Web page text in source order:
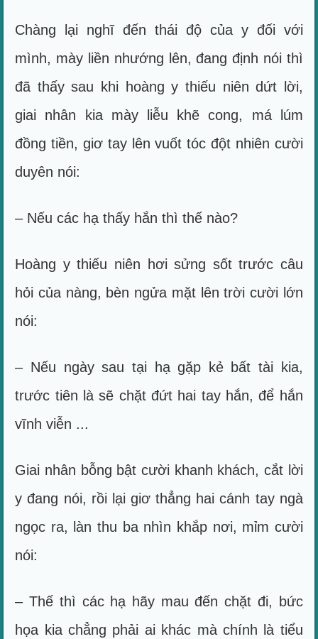
Chàng lại nghĩ đến thái độ của y đối với
mình, mày liền nhướng lên, đang định nói thì
đã thấy sau khi hoàng y thiếu niên dứt lời,
giai nhân kia mày liễu khẽ cong, má lúm
đồng tiền, giơ tay lên vuốt tóc đột nhiên cười
duyên nói:
– Nếu các hạ thấy hắn thì thế nào?
Hoàng y thiếu niên hơi sửng sốt trước câu
hỏi của nàng, bèn ngửa mặt lên trời cười lớn
nói:
– Nếu ngày sau tại hạ gặp kẻ bất tài kia,
trước tiên là sẽ chặt đứt hai tay hắn, để hắn
vĩnh viễn ...
Giai nhân bỗng bật cười khanh khách, cắt lời
y đang nói, rồi lại giơ thẳng hai cánh tay ngà
ngọc ra, làn thu ba nhìn khắp nơi, mỉm cười
nói:
– Thế thì các hạ hãy mau đến chặt đi, bức
họa kia chẳng phải ai khác mà chính là tiểu